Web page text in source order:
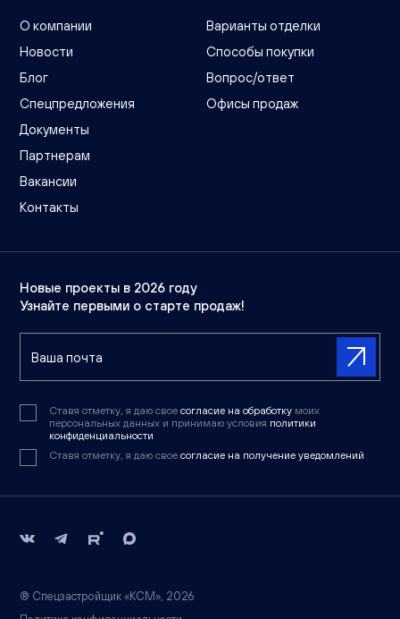
О компании
Новости
Блог
Спецпредложения
Документы
Партнерам
Вакансии
Контакты
Варианты отделки
Способы покупки
Вопрос/ответ
Офисы продаж
Новые проекты в 2026 году
Узнайте первыми о старте продаж!
Ставя отметку, я даю свое согласие на обработку моих
персональных данных и принимаю условия политики
конфиденциальности
Ставя отметку, я даю свое согласие на получение уведомлений
® Спецзастройщик «КСМ», 2026